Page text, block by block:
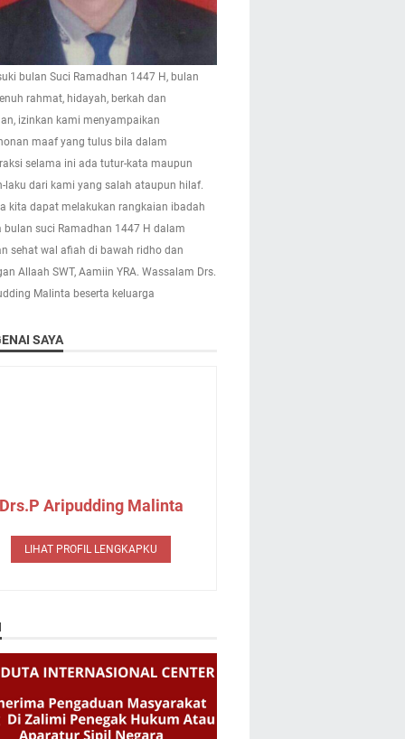
bulan Suci Ramadhan 1447 H, bulan
rahmat, hidayah, berkah dan
izinkan kami menyampaikan
maaf yang tulus bila dalam
selama ini ada tutur-kata maupun
laku dari kami yang salah ataupun hilaf.
kita dapat melakukan rangkaian ibadah
bulan suci Ramadhan 1447 H dalam
sehat wal afiah di bawah ridho dan
Allaah SWT, Aamiin YRA. Wassalam Drs.
Malinta beserta keluarga
SAYA
Aripudding Malinta
LIHAT PROFIL LENGKAPKU